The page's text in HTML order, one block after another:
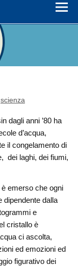
scienza
dagli anni ’80 ha
d’acqua,
il congelamento di
dei laghi, dei fiumi,
è emerso che ogni
dipendente dalla
e
cristallo è
ci ascolta,
ed emozioni ed
figurativo dei